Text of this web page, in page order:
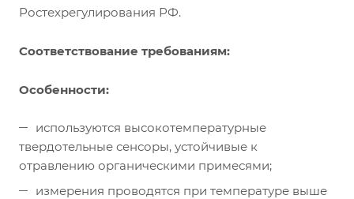
Ростехрегулирования РФ.
Соответствование требованиям:
Особенности:
используются высокотемпературные
твердотельные сенсоры, устойчивые к
отравлению органическими примесями;
измерения проводятся при температуре выше